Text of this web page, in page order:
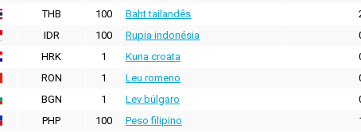
THB
100 Baht tailandês
IDR
100 Rupia indonésia
HRK
1 Kuna croata
RON
1 Leu romeno
BGN
1 Lev búlgaro
PHP
100 Peso filipino